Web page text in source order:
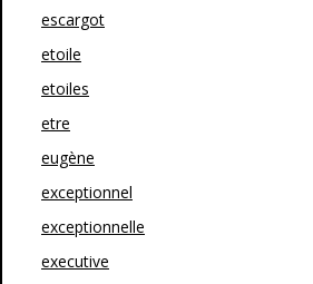
escargot
etoile
etoiles
etre
eugène
exceptionnel
exceptionnelle
executive